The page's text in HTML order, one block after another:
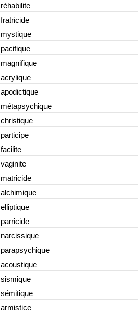
réhabilite
fratricide
mystique
pacifique
magnifique
acrylique
apodictique
métapsychique
christique
participe
facilite
vaginite
matricide
alchimique
elliptique
parricide
narcissique
parapsychique
acoustique
sismique
sémitique
armistice